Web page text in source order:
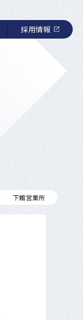
採用情報
下館営業所